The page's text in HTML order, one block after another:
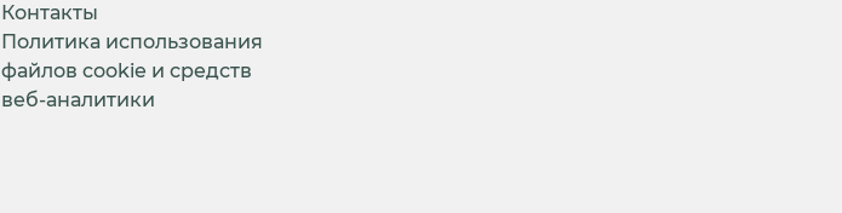
Контакты
Политика использования
файлов cookie и средств
веб-аналитики